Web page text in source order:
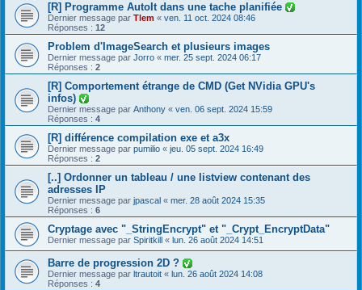
[R] Programme AutoIt dans une tache planifiée
Dernier message par Tlem « ven. 11 oct. 2024 08:46
Réponses : 12
Problem d'ImageSearch et plusieurs images
Dernier message par Jorro « mer. 25 sept. 2024 06:17
Réponses : 2
[R] Comportement étrange de CMD (Get NVidia GPU's
infos)
Dernier message par Anthony « ven. 06 sept. 2024 15:59
Réponses : 4
[R] différence compilation exe et a3x
Dernier message par pumilio « jeu. 05 sept. 2024 16:49
Réponses : 2
[..] Ordonner un tableau / une listview contenant des
adresses IP
Dernier message par jpascal « mer. 28 août 2024 15:35
Réponses : 6
Cryptage avec "_StringEncrypt" et "_Crypt_EncryptData"
Dernier message par Spiritkill « lun. 26 août 2024 14:51
Barre de progression 2D ?
Dernier message par ltrautoit « lun. 26 août 2024 14:08
Réponses : 4